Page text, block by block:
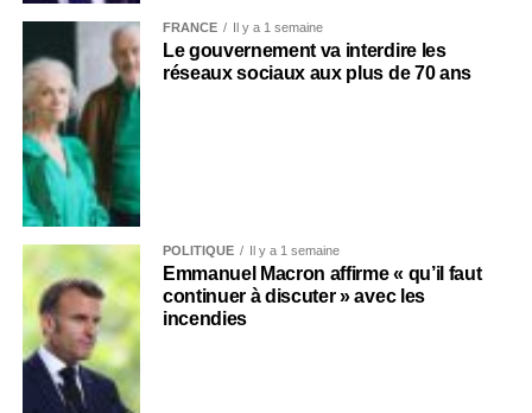
FRANCE Il y a 1 semaine
Le gouvernement va interdire les
réseaux sociaux aux plus de 70 ans
POLITIQUE Il y a 1 semaine
Emmanuel Macron affirme « qu’il faut
continuer à discuter » avec les
incendies